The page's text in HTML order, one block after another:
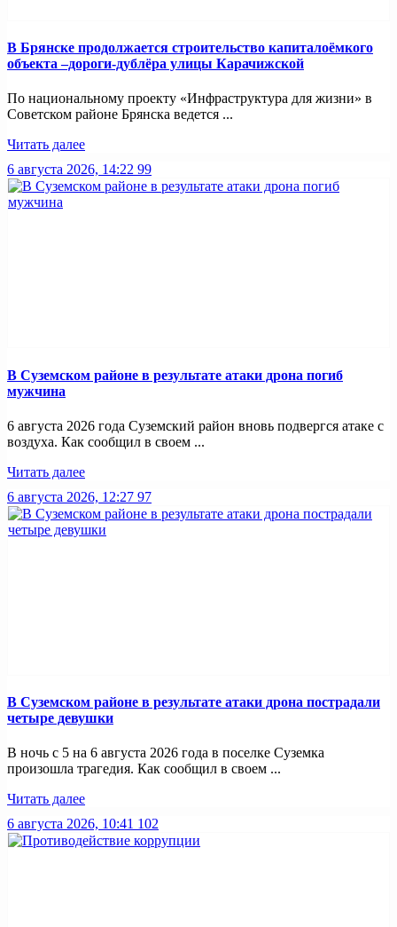
В Брянске продолжается строительство капиталоёмкого
объекта –дороги-дублёра улицы Карачижской
По национальному проекту «Инфраструктура для жизни» в
Советском районе Брянска ведется ...
Читать далее
6 августа 2026, 14:22 99
В Суземском районе в результате атаки дрона погиб
мужчина
6 августа 2026 года Суземский район вновь подвергся атаке с
воздуха. Как сообщил в своем ...
Читать далее
6 августа 2026, 12:27 97
В Суземском районе в результате атаки дрона пострадали
четыре девушки
В ночь с 5 на 6 августа 2026 года в поселке Суземка
произошла трагедия. Как сообщил в своем ...
Читать далее
6 августа 2026, 10:41 102